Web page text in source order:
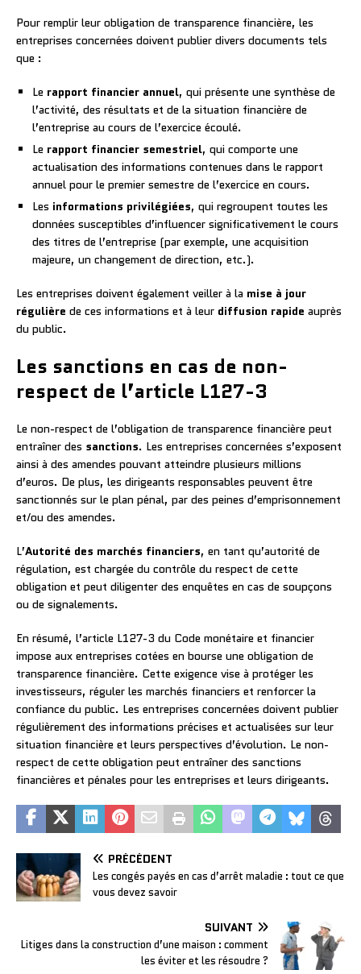
Pour remplir leur obligation de transparence financière, les
entreprises concernées doivent publier divers documents tels
que :
Le rapport financier annuel, qui présente une synthèse de
l’activité, des résultats et de la situation financière de
l’entreprise au cours de l’exercice écoulé.
Le rapport financier semestriel, qui comporte une
actualisation des informations contenues dans le rapport
annuel pour le premier semestre de l’exercice en cours.
Les informations privilégiées, qui regroupent toutes les
données susceptibles d’influencer significativement le cours
des titres de l’entreprise (par exemple, une acquisition
majeure, un changement de direction, etc.).
Les entreprises doivent également veiller à la mise à jour
régulière de ces informations et à leur diffusion rapide auprès
du public.
Les sanctions en cas de non-
respect de l’article L127-3
Le non-respect de l’obligation de transparence financière peut
entraîner des sanctions. Les entreprises concernées s’exposent
ainsi à des amendes pouvant atteindre plusieurs millions
d’euros. De plus, les dirigeants responsables peuvent être
sanctionnés sur le plan pénal, par des peines d’emprisonnement
et/ou des amendes.
L’Autorité des marchés financiers, en tant qu’autorité de
régulation, est chargée du contrôle du respect de cette
obligation et peut diligenter des enquêtes en cas de soupçons
ou de signalements.
En résumé, l’article L127-3 du Code monétaire et financier
impose aux entreprises cotées en bourse une obligation de
transparence financière. Cette exigence vise à protéger les
investisseurs, réguler les marchés financiers et renforcer la
confiance du public. Les entreprises concernées doivent publier
régulièrement des informations précises et actualisées sur leur
situation financière et leurs perspectives d’évolution. Le non-
respect de cette obligation peut entraîner des sanctions
financières et pénales pour les entreprises et leurs dirigeants.
PRÉCÉDENT
Les congés payés en cas d’arrêt maladie : tout ce que
vous devez savoir
SUIVANT
Litiges dans la construction d’une maison : comment
les éviter et les résoudre ?